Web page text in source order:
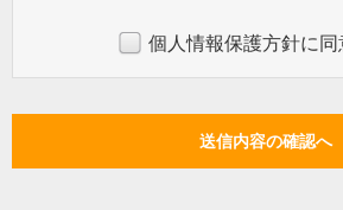
個人情報保護方針に同